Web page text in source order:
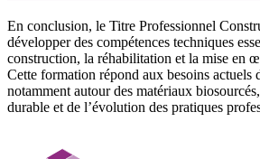
En conclusion, le Titre Professionnel
développer des compétences techniques
construction, la réhabilitation et la mise en
Cette formation répond aux besoins actuels
notamment autour des matériaux
durable et de l’évolution des pratiques